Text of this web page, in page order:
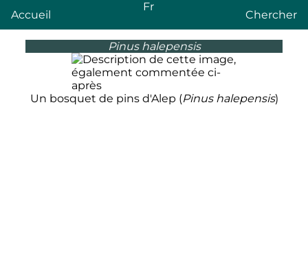
Accueil
Fr
Chercher
Pinus halepensis
Un bosquet de pins d'Alep (Pinus halepensis)